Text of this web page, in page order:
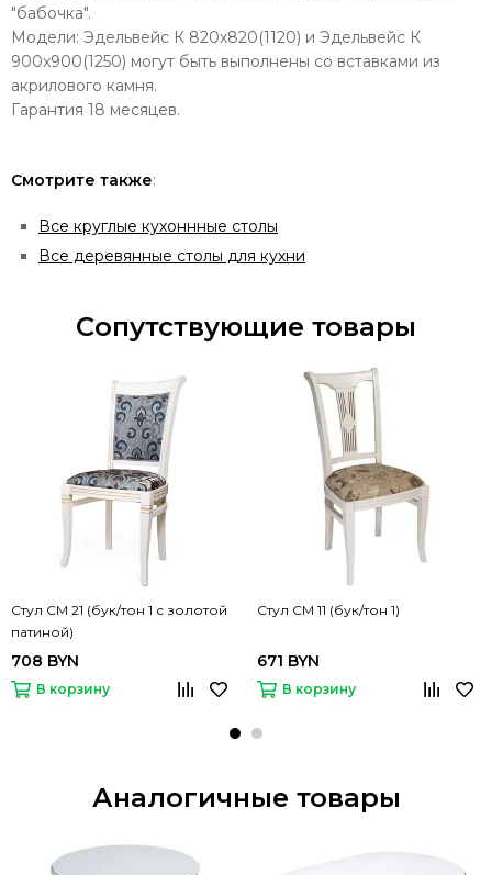
"бабочка".
Модели: Эдельвейс К 820х820(1120) и Эдельвейс К
900х900(1250) могут быть выполнены со вставками из
акрилового камня.
Гарантия 18 месяцев.
Смотрите также:
Все круглые кухоннные столы
Все деревянные столы для кухни
Сопутствующие товары
Стул СМ 21 (бук/тон 1 с золотой
патиной)
708 BYN
В корзину
Стул СМ 11 (бук/тон 1)
671 BYN
В корзину
Аналогичные товары